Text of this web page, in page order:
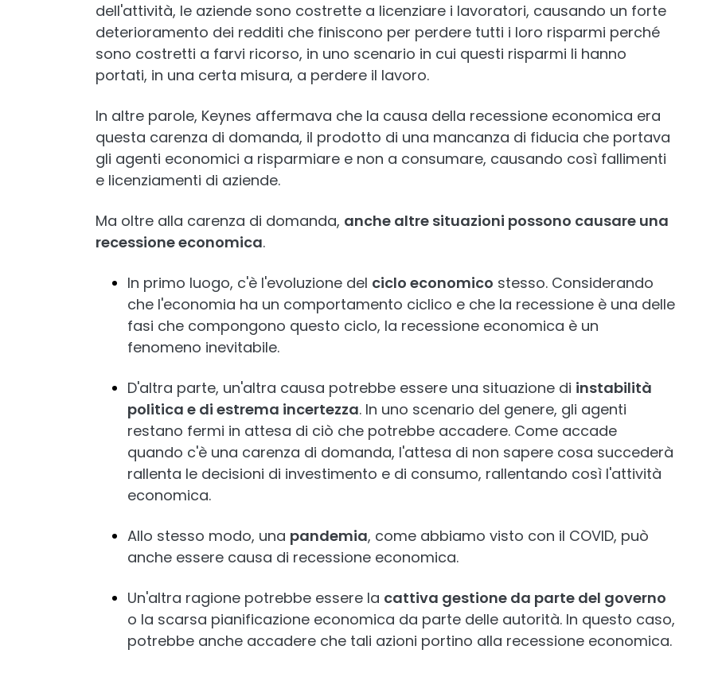
dell'attività, le aziende sono costrette a licenziare i lavoratori, causando un forte
deterioramento dei redditi che finiscono per perdere tutti i loro risparmi perché
sono costretti a farvi ricorso, in uno scenario in cui questi risparmi li hanno
portati, in una certa misura, a perdere il lavoro.
In altre parole, Keynes affermava che la causa della recessione economica era
questa carenza di domanda, il prodotto di una mancanza di fiducia che portava
gli agenti economici a risparmiare e non a consumare, causando così fallimenti
e licenziamenti di aziende.
Ma oltre alla carenza di domanda, anche altre situazioni possono causare una
recessione economica.
In primo luogo, c'è l'evoluzione del ciclo economico stesso. Considerando
che l'economia ha un comportamento ciclico e che la recessione è una delle
fasi che compongono questo ciclo, la recessione economica è un
fenomeno inevitabile.
D'altra parte, un'altra causa potrebbe essere una situazione di instabilità
politica e di estrema incertezza. In uno scenario del genere, gli agenti
restano fermi in attesa di ciò che potrebbe accadere. Come accade
quando c'è una carenza di domanda, l'attesa di non sapere cosa succederà
rallenta le decisioni di investimento e di consumo, rallentando così l'attività
economica.
Allo stesso modo, una pandemia, come abbiamo visto con il COVID, può
anche essere causa di recessione economica.
Un'altra ragione potrebbe essere la cattiva gestione da parte del governo
o la scarsa pianificazione economica da parte delle autorità. In questo caso,
potrebbe anche accadere che tali azioni portino alla recessione economica.